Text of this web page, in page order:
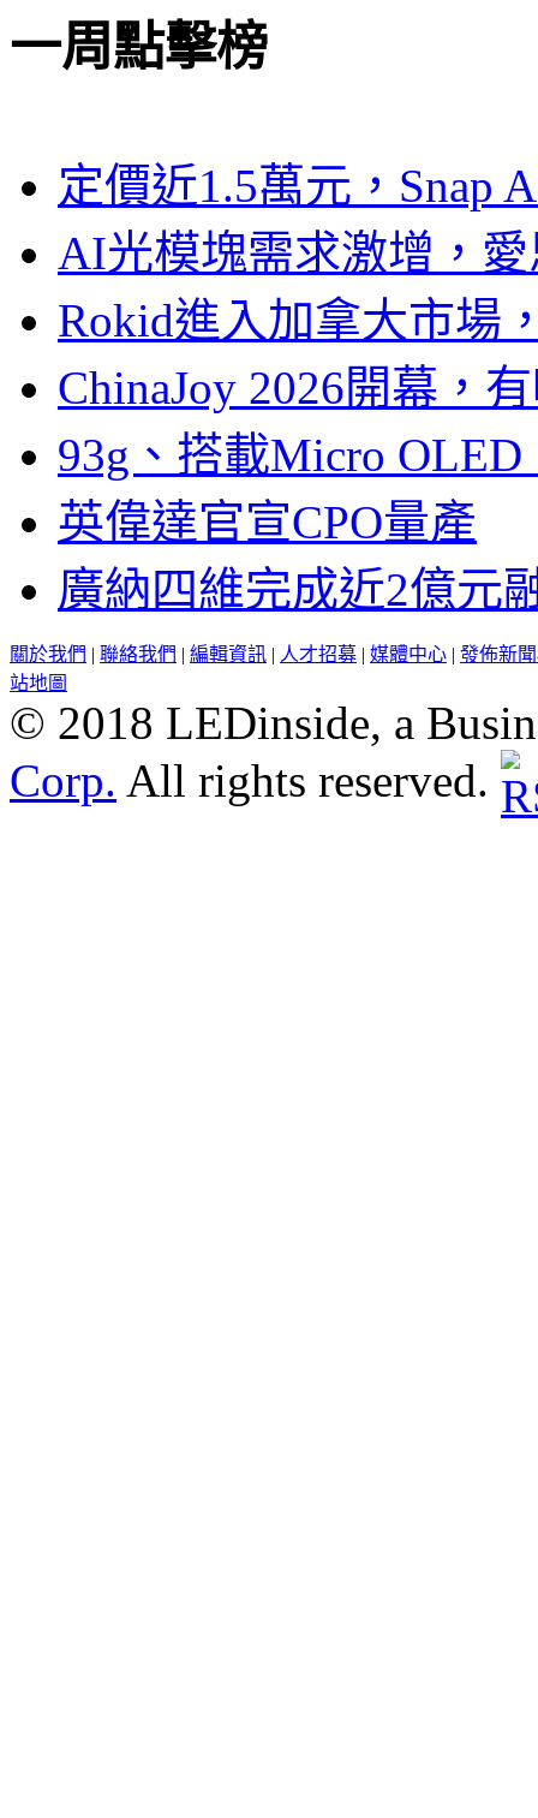
一周點擊榜
定價近1.5萬元，Snap
AI光模塊需求激增，
Rokid進入加拿大市場
ChinaJoy 2026開幕，
93g、搭載Micro
英偉達官宣CPO量產
廣納四維完成近2億元
關於我們 | 聯絡我們 | 編輯資訊 | 人才招募 | 媒體中心 | 發佈新
站地圖
© 2018 LEDinside, a
Corp. All rights reserved.